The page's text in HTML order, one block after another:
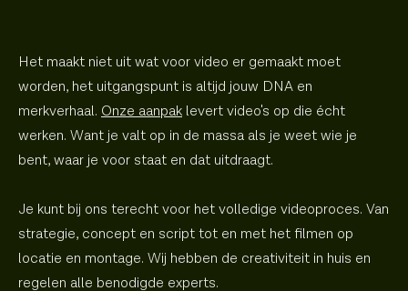
Het maakt niet uit wat voor video er gemaakt moet
worden, het uitgangspunt is altijd jouw DNA en
merkverhaal. Onze aanpak levert video's op die écht
werken. Want je valt op in de massa als je weet wie je
bent, waar je voor staat en dat uitdraagt.
Je kunt bij ons terecht voor het volledige videoproces. Van
strategie, concept en script tot en met het filmen op
locatie en montage. Wij hebben de creativiteit in huis en
regelen alle benodigde experts.